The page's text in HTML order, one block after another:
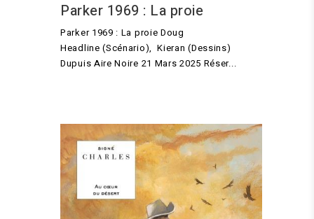
Parker 1969 : La proie
Parker 1969 : La proie Doug
Headline (Scénario), Kieran (Dessins)
Dupuis Aire Noire 21 Mars 2025 Réser...